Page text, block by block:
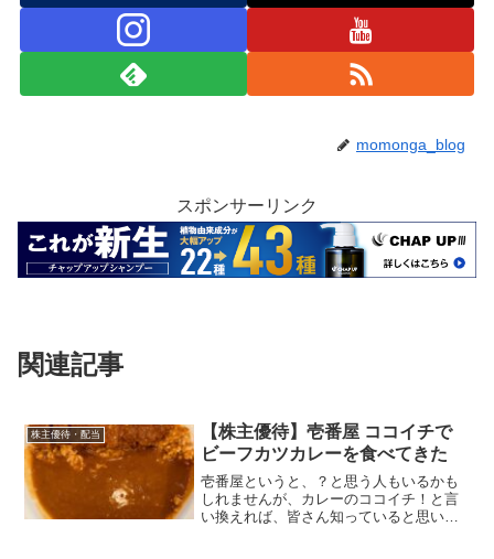
momonga_blog
スポンサーリンク
関連記事
株主優待・配当
【株主優待】壱番屋 ココイチで
ビーフカツカレーを食べてきた
壱番屋というと、？と思う人もいるかも
しれませんが、カレーのココイチ！と言
い換えれば、皆さん知っていると思いま